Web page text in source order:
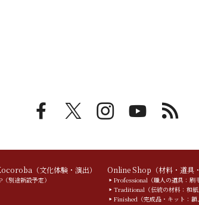
（文化体験・演出）
別途新設予定）
Online Shop（材料・道具・
Professional（職人の道具：刷
Traditional（伝統の材料：和紙
Finished（完成品・キット：額